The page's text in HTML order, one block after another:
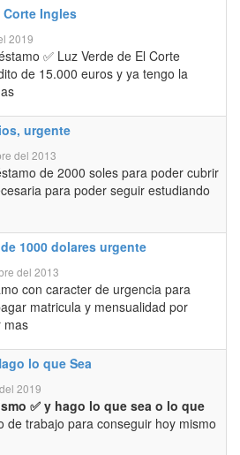
Corte Ingles
2019
✅ Luz Verde de El Corte
de 15.000 euros y ya tengo la
urgente
del 2013
de 2000 soles para poder cubrir
para poder seguir estudiando
1000 dolares urgente
del 2013
con caracter de urgencia para
matricula y mensualidad por
mas
lo que Sea
2019
✅ y hago lo que sea o lo que
de trabajo para conseguir hoy mismo